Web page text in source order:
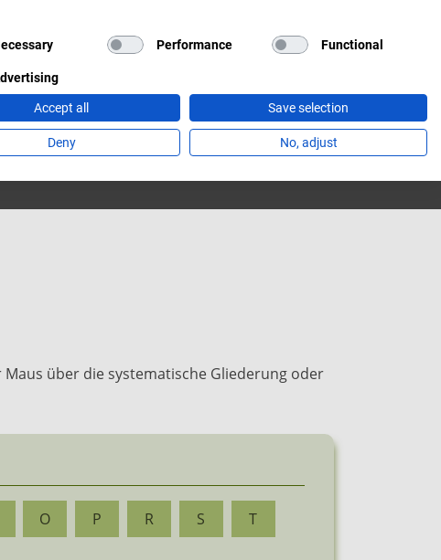
IMBISS & ZOOSHOP
SHOP FÖRDERVEREIN
ÜBER UNS
IMBISS & ZOOSHOP
SHOP FÖRDERVEREIN
ÜBER UNS
über die systematische Gliederung oder
O P R S T
Performance Functional
Accept all Save selection
Deny No, adjust